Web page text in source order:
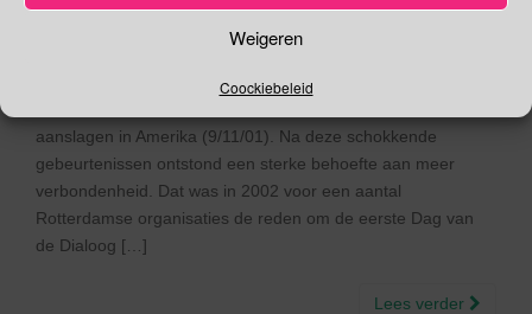
Weigeren
Coockiebeleid
29/10/2021 Gina Makken Oktober
Week van de Dialoog Vandaag gaat de Week van de Dialoog
aanslagen in Amerika (9/11/01). Na deze schokkende
gebeurtenissen ontstond een sterke behoefte aan meer
verbondenheid. Dat was in 2002 voor een aantal
Rotterdamse organisaties de reden om de eerste Dag van
de Dialoog […]
Lees verder